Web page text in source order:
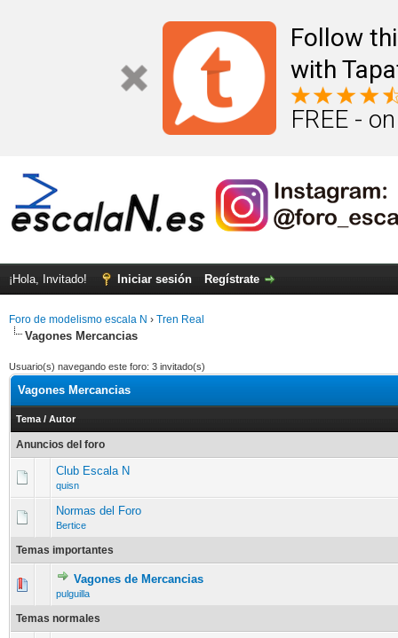
Follow
with
FREE -
¡Hola, Invitado! Iniciar sesión Regístrate
Foro de modelismo escala N › Tren Real
Vagones Mercancias
Usuario(s) navegando este foro: 3 invitado(s)
Vagones Mercancias
Tema / Autor
Anuncios del foro
Club Escala N
quisn
Normas del Foro
Bertice
Temas importantes
Vagones de Mercancias
pulguilla
Temas normales